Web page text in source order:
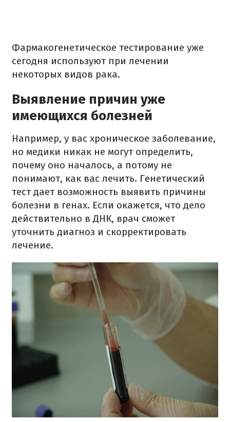
Фармакогенетическое тестирование уже
сегодня используют при лечении
некоторых видов рака.
Выявление причин уже
имеющихся болезней
Например, у вас хроническое заболевание,
но медики никак не могут определить,
почему оно началось, а потому не
понимают, как вас лечить. Генетический
тест дает возможность выявить причины
болезни в генах. Если окажется, что дело
действительно в ДНК, врач сможет
уточнить диагноз и скорректировать
лечение.